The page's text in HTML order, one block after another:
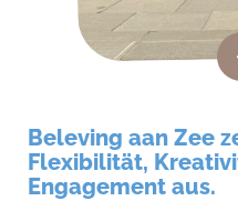
Beleving aan Zee
Flexibilität,
Engagement aus.